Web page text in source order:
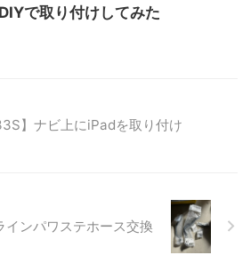
で取り付けしてみた
】ナビ上にiPadを取り付け
インパワステホース交換